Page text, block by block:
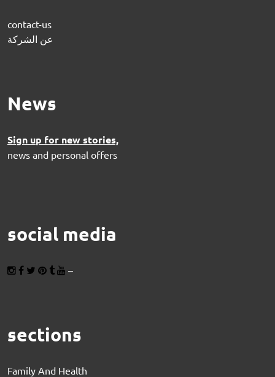
contact-us
عن الشركة
News
Sign up for new stories,
news and personal offers
social media
–
sections
Family And Health